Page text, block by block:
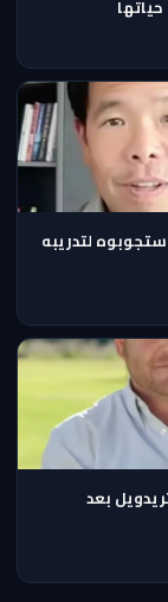
لتدريبه
تريدويل بعد